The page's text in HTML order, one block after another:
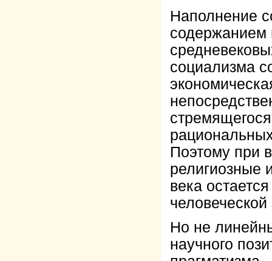
Наполнение
содержанием
социализма
Поэтому при
религиозные
века
Но не
научного